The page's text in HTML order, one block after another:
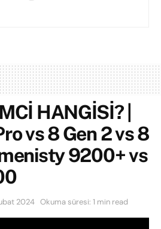
HANGİSİ? |
vs 8 Gen 2 vs 8
9200+ vs
2024 Okuma süresi: 1 min read